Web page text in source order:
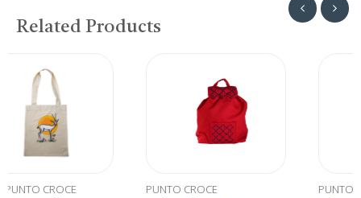
Related Products
PUNTO CROCE